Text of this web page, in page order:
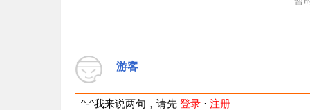
游客
^-^我来说两句，请先 登录 · 注册